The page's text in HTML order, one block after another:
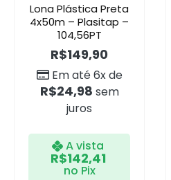
Lona Plástica Preta
4x50m – Plasitap –
104,56PT
R$149,90
Em até 6x de
R$24,98 sem
juros
A vista
R$142,41
no Pix